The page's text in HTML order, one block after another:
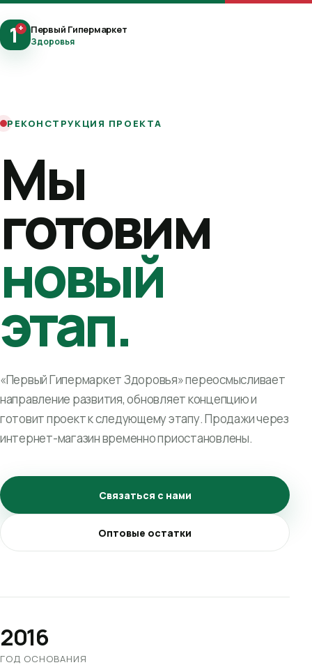
1+ Первый Гипермаркет
Здоровья
РЕКОНСТРУКЦИЯ ПРОЕКТА
Мы
готовим
новый
этап.
«Первый Гипермаркет Здоровья» переосмысливает
направление развития, обновляет концепцию и
готовит проект к следующему этапу. Продажи через
интернет-магазин временно приостановлены.
Связаться с нами
Оптовые остатки
2016
ГОД ОСНОВАНИЯ